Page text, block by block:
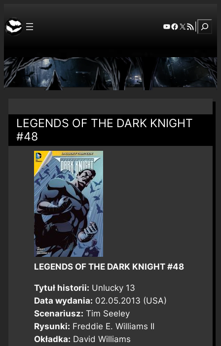
YouTube
Facebook
X RSS Feed
LEGENDS OF THE DARK KNIGHT
#48
LEGENDS OF THE DARK KNIGHT #48
Tytuł historii: Unlucky 13
Data wydania: 02.05.2013 (USA)
Scenariusz: Tim Seeley
Rysunki: Freddie E. Williams II
Okładka: David Williams